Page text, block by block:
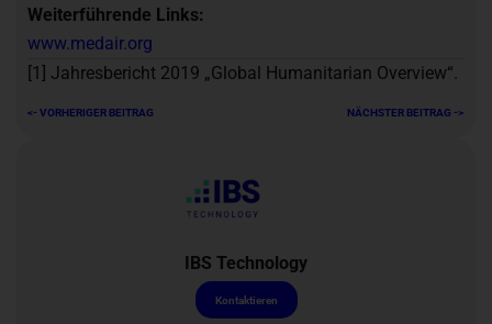
Weiterführende Links:
www.medair.org
[1] Jahresbericht 2019 „Global Humanitarian Overview“.
<- VORHERIGER BEITRAG NÄCHSTER BEITRAG ->
IBS Technology
Kontaktieren